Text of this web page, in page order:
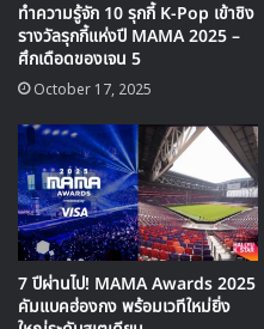
ชินฮยองกวาน ผู้อำนวยการจา
ปีนี้ว่า
ทำความรู้จัก 10 รุกกี้ K-Pop เข้าชิง
รางวัลรุกกี้แห่งปี MAMA 2025 –
ศึกเดือดของเจน 5
October 17, 2025
7 ปีผ่านไป! MAMA Awards 2025
คัมแบคฮ่องกง พร้อมเวทีใหม่ยิ่ง